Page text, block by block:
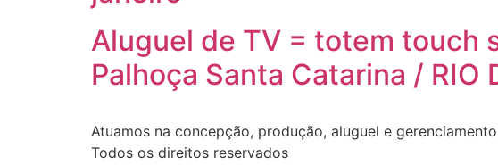
Aluguel de TV = totem touch
Palhoça Santa Catarina / RIO
Atuamos na concepção, produção, aluguel e
Todos os direitos reservados